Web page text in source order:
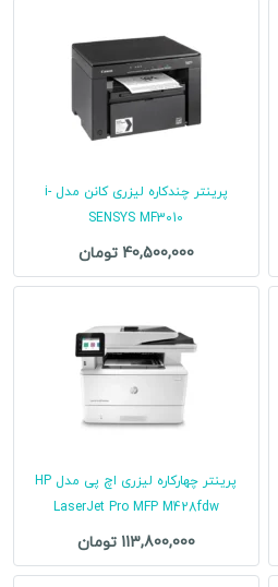
پرینتر چندکاره لیزری کانن مدل i-
SENSYS MF3010
40,500,000 تومان
پرینتر چهارکاره لیزری اچ پی مدل HP
LaserJet Pro MFP M428fdw
113,800,000 تومان